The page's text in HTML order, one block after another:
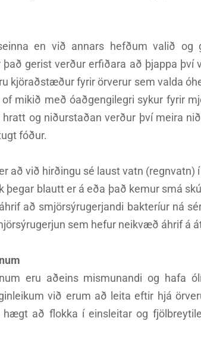
en við annars hefðum valið og
gerist verður erfiðara að þjappa því
kjöraðstæður fyrir örverur sem valda
mikið með óaðgengilegri sykur fyrir
og niðurstaðan verður því meira
fóður.
að við hirðingu sé laust vatn (regnvatn)
þegar blautt er á eða það kemur smá
að smjörsýrugerjandi bakteríur ná
sem hefur neikvæð áhrif á
eru aðeins mismunandi og hafa
við erum að leita eftir hjá
að flokka í einsleitar og